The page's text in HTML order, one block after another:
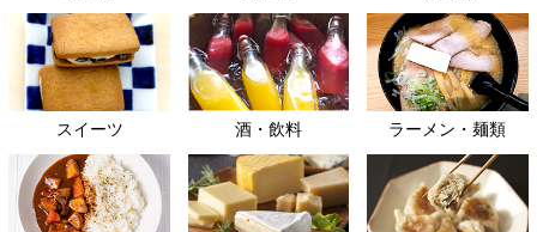
スイーツ 酒・飲料 ラーメン・麺類